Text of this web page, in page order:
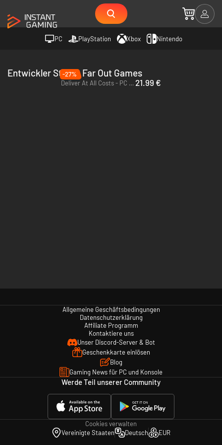
PC PlayStation Xbox Nintendo
Entwickler Studio Far Out Games
-27%
Deliver At All Costs - PC (Steam) - US & CA 21.99 €
Allgemeine Geschäftsbedingungen
Datenschutzerklärung
Affiliate Programm
Kontaktiere uns
Unser Discord-Server & Bot
Geschenkkarte einlösen
Blog
Gaming News für PC und Konsole
Werde Teil unserer Community
Cookies verwalten
Vereinigte Staaten
Deutsch EUR